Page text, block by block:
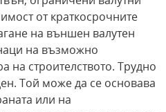
от краткосрочните
на външен валутен
на възможно
на строителството. Трудно
Той може да се основава
или на